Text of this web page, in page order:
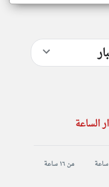
الساعة
من ١٦ ساعة